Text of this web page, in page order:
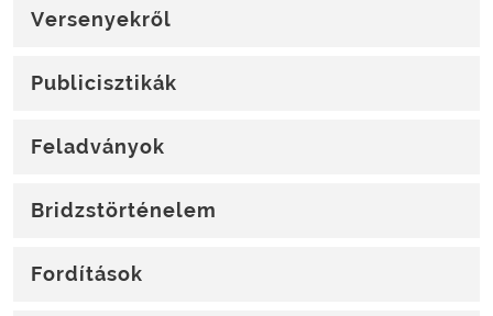
Versenyekről
Publicisztikák
Feladványok
Bridzstörténelem
Fordítások